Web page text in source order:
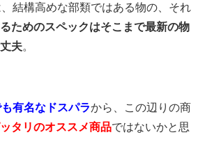
、結構高めな部類ではある物の、それ
ためのスペックはそこまで最新の物
夫
有名なドスパラから、この辺りの商
タリのオススメ商品ではないかと思